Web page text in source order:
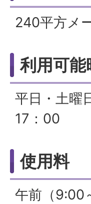
240平方メ
利用可能
平日・土曜
17：00
使用料
午前（9:00